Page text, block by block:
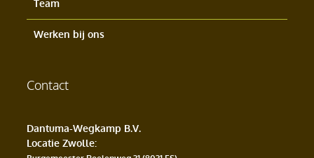
Team
Werken bij ons
Contact
Dantuma-Wegkamp B.V.
Locatie Zwolle: